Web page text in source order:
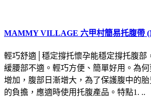
MAMMY VILLAGE 六甲村簡易托腹帶
輕巧舒適│穩定撐托懷孕能穩定撐托腹部
緩腰部不適。輕巧方便、簡單好用。為
增加，腹部日漸增大，為了保護腹中的
的負擔，應適時使用托腹產品。特點1. ..